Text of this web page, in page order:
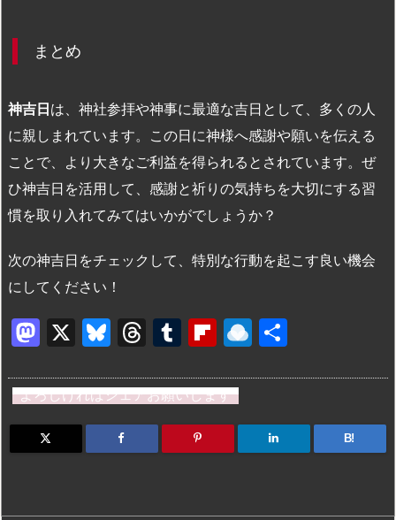
まとめ
神吉日は、神社参拝や神事に最適な吉日として、多くの人
に親しまれています。この日に神様へ感謝や願いを伝える
ことで、より大きなご利益を得られるとされています。ぜ
ひ神吉日を活用して、感謝と祈りの気持ちを大切にする習
慣を取り入れてみてはいかがでしょうか？
次の神吉日をチェックして、特別な行動を起こす良い機会
にしてください！
M
st
o
d
X
Bl
e
s
k
T
e
a
d
T
m
bl
r
Fl
b
o
ar
R
n
dr
o
よろしければシェアお願いします
B!